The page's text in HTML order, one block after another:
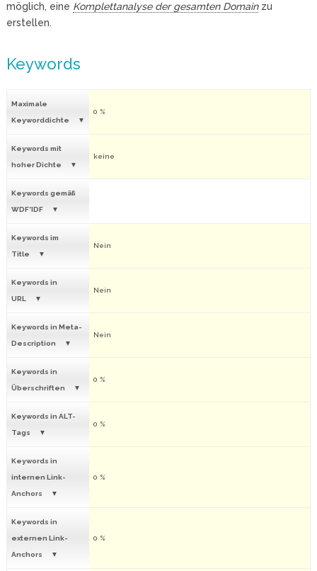
möglich, eine Komplettanalyse der gesamten Domainzu
erstellen.
Keywords
Maximale
Keyworddichte
0 %
Keywords mit
hoher Dichte
keine
Keywords gemäß
WDF*IDF
Keywords im
Title
Nein
Keywords in
URL
Nein
Keywords in Meta-
Description
Nein
Keywords in
Überschriften
0 %
Keywords in ALT-
Tags
0 %
Keywords in
internen Link-
Anchors
0 %
Keywords in
externen Link-
Anchors
0 %